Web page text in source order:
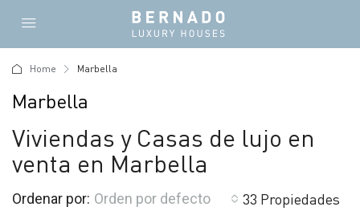
Home Marbella
Marbella
Viviendas y Casas de lujo en
venta en Marbella
33 Propiedades
Ordenar por: Orden por defecto